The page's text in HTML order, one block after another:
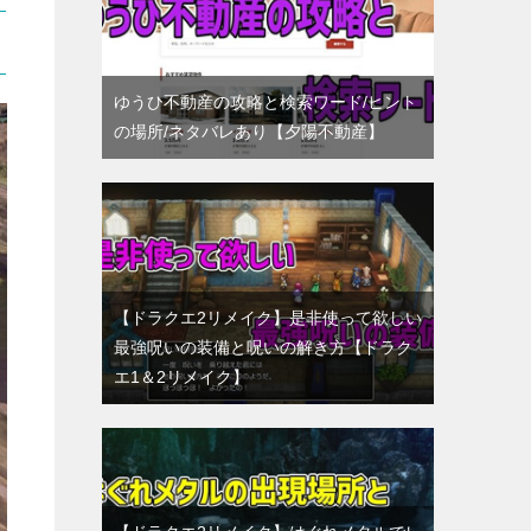
ゆうひ不動産の攻略と検索ワード/ヒント
の場所/ネタバレあり【夕陽不動産】
【ドラクエ2リメイク】是非使って欲しい
最強呪いの装備と呪いの解き方【ドラク
エ1＆2リメイク】